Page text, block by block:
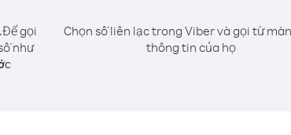
Để gọi
như
Chọn số liên lạc trong Viber và gọi từ
thông tin của họ